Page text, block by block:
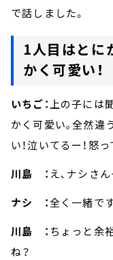
で話しました。
1人目はとに
かく可愛い！
いちご：上の子には
かく可愛い｡全然違
い！泣いてるー！怒
川島 ： え､ナシさ
ナシ ：全く一緒で
川島 ： ちょっと余
ね？